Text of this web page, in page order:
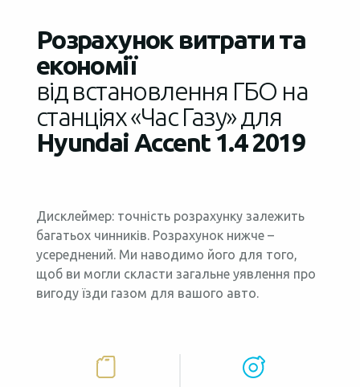
Розрахунок витрати та
економії
від встановлення ГБО на
станціях «Час Газу» для
Hyundai Accent 1.4 2019
Дисклеймер: точність розрахунку залежить
багатьох чинників. Розрахунок нижче –
усереднений. Ми наводимо його для того,
щоб ви могли скласти загальне уявлення про
вигоду їзди газом для вашого авто.